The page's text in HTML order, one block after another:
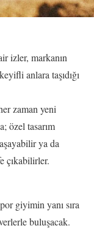
izler, markanın
anlara taşıdığı
zaman yeni
özel tasarım
ya da
çıkabilirler.
giyimin yanı sıra
buluşacak.